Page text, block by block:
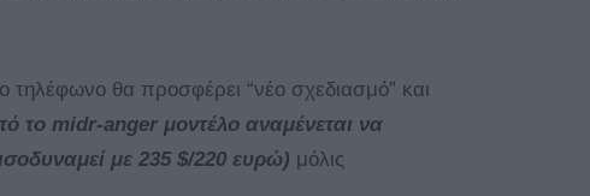
τηλέφωνο θα προσφέρει “νέο σχεδιασμό” και
το midr-anger μοντέλο αναμένεται να
με 235 $/220 ευρώ) μόλις